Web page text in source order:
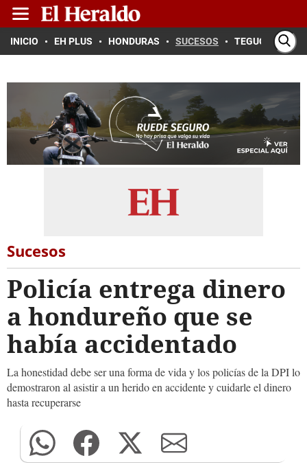
INICIO EH PLUS HONDURAS SUCESOS TEGUCIGALPA
Sucesos
Policía entrega dinero
a hondureño que se
había accidentado
La honestidad debe ser una forma de vida y los policías de la DPI lo
demostraron al asistir a un herido en accidente y cuidarle el dinero
hasta recuperarse